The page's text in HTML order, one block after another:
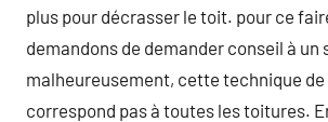
plus pour décrasser le toit. pour ce
demandons de demander conseil à un
malheureusement, cette technique de
correspond pas à toutes les toitures.